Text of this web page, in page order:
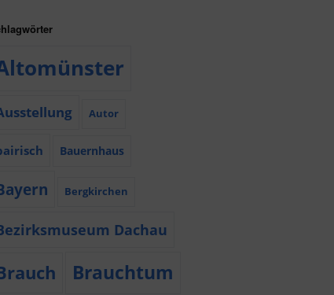
Autor
Bauernhaus
Bergkirchen
Dachau
Brauchtum